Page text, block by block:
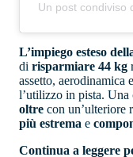
Un post condiviso
L’impiego esteso
di risparmiare 44 kg
assetto, aerodinamica
l’utilizzo in pista. Una
oltre con un’ulteriore
più estrema e
Continua a leggere